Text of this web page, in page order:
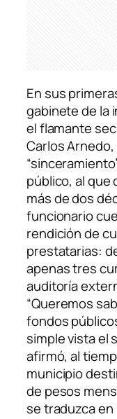
En sus
gabinete de la
el flamante
Carlos
público, al que
más de dos
funcionario
rendición de
prestatarias:
apenas tres
auditoría
“Queremos
fondos
simple vista el
afirmó, al
municipio
de pesos
se traduzca